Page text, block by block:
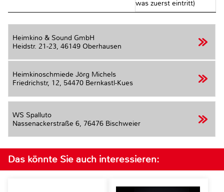
was zuerst eintritt)
Heimkino & Sound GmbH
Heidstr. 21-23, 46149 Oberhausen
Heimkinoschmiede Jörg Michels
Friedrichstr, 12, 54470 Bernkastl-Kues
WS Spalluto
Nassenackerstraße 6, 76476 Bischweier
Das könnte Sie auch interessieren: